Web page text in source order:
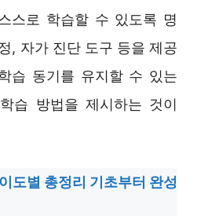
스로 학습할 수 있도록 명
, 자가 진단 도구 등을 제공
습 동기를 유지할 수 있는
습 방법을 제시하는 것이
도별 총정리 기초부터 완성